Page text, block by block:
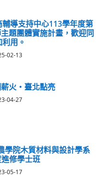
導支持中心113學年度第
題團體實施計畫，歡迎同
用。
02-13
火‧臺北點亮
04-27
學院木質材料與設計學系
修學士班
05-17